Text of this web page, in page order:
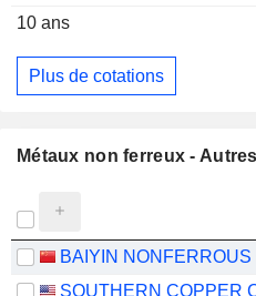
10 ans
Plus de cotations
Métaux non ferreux - Autres